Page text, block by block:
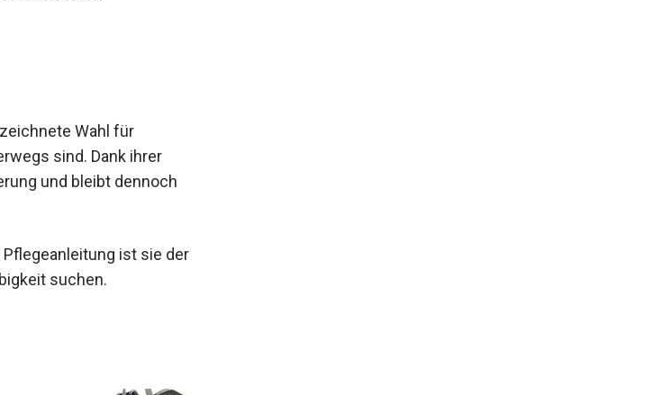
Wahl für
sind. Dank ihrer
und bleibt dennoch
ist sie der
suchen.